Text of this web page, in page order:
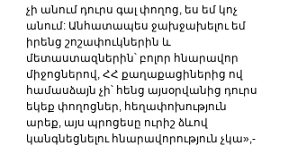
չի անում դուրս գալ փողոց, ես եմ կոչ
անում: Անհատապես ջախջախելու եմ
իրենց շոշափուկներին և
մետաստազներին՝ բոլոր հնարավոր
միջոցներով, ՀՀ քաղաքացիներից ով
համասձայն չի՝ հենց այսօրվանից դուրս
եկեք փողոցներ, հեղափոխություն
արեք, այս պրոցեսը ուրիշ ձևով
կանգնեցնելու հնարավորություն չկա»,-